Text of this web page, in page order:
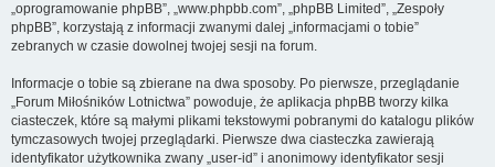
„oprogramowanie phpBB”, „www.phpbb.com”, „phpBB Limited”, „Zespoły
phpBB”, korzystają z informacji zwanymi dalej „informacjami o tobie”
zebranych w czasie dowolnej twojej sesji na forum.
Informacje o tobie są zbierane na dwa sposoby. Po pierwsze, przeglądanie
„Forum Miłośników Lotnictwa” powoduje, że aplikacja phpBB tworzy kilka
ciasteczek, które są małymi plikami tekstowymi pobranymi do katalogu plików
tymczasowych twojej przeglądarki. Pierwsze dwa ciasteczka zawierają
identyfikator użytkownika zwany „user-id” i anonimowy identyfikator sesji